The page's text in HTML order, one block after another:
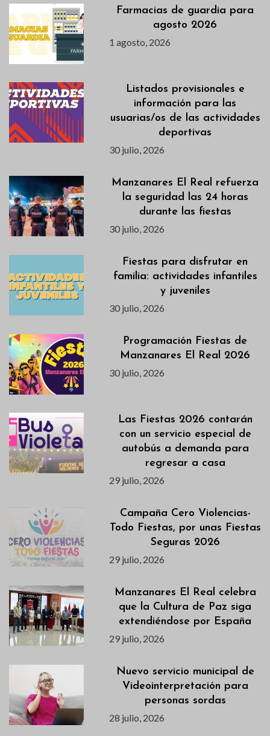
Farmacias de guardia para
agosto 2026
1 agosto, 2026
Listados provisionales e
información para las
usuarias/os de las actividades
deportivas
30 julio, 2026
Manzanares El Real refuerza
la seguridad las 24 horas
durante las fiestas
30 julio, 2026
Fiestas para disfrutar en
familia: actividades infantiles
y juveniles
30 julio, 2026
Programación Fiestas de
Manzanares El Real 2026
30 julio, 2026
Las Fiestas 2026 contarán
con un servicio especial de
autobús a demanda para
regresar a casa
29 julio, 2026
Campaña Cero Violencias-
Todo Fiestas, por unas Fiestas
Seguras 2026
29 julio, 2026
Manzanares El Real celebra
que la Cultura de Paz siga
extendiéndose por España
29 julio, 2026
Nuevo servicio municipal de
Videointerpretación para
personas sordas
28 julio, 2026